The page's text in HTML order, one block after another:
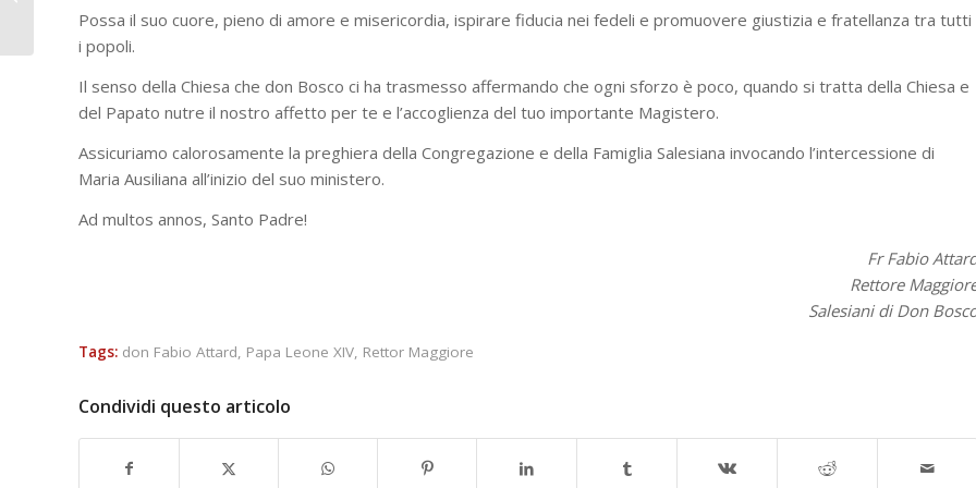
Possa il suo cuore, pieno di amore e misericordia, ispirare fiducia nei fedeli e promuovere giustizia e fratellanza tra tutti
i popoli.
Il senso della Chiesa che don Bosco ci ha trasmesso affermando che ogni sforzo è poco, quando si tratta della Chiesa e
del Papato nutre il nostro affetto per te e l’accoglienza del tuo importante Magistero.
Assicuriamo calorosamente la preghiera della Congregazione e della Famiglia Salesiana invocando l’intercessione di
Maria Ausiliana all’inizio del suo ministero.
Ad multos annos, Santo Padre!
Fr Fabio
Rettore
Salesiani di Don
Tags: don Fabio Attard, Papa Leone XIV, Rettor Maggiore
Condividi questo articolo
Frisina